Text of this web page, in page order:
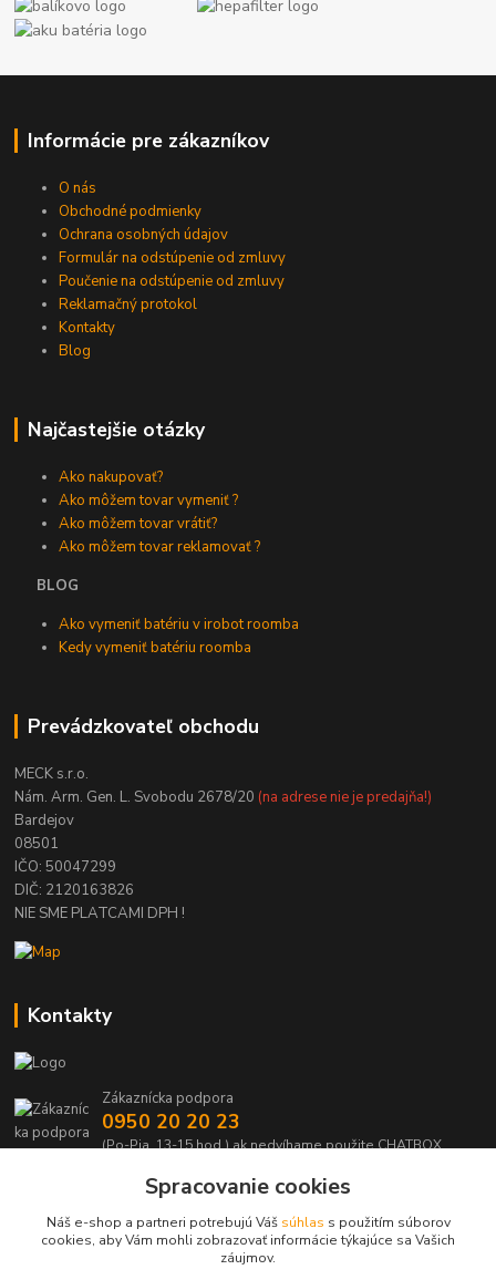
Informácie pre zákazníkov
O nás
Obchodné podmienky
Ochrana osobných údajov
Formulár na odstúpenie od zmluvy
Poučenie na odstúpenie od zmluvy
Reklamačný protokol
Kontakty
Blog
Najčastejšie otázky
Ako nakupovať?
Ako môžem tovar vymeniť ?
Ako môžem tovar vrátiť?
Ako môžem tovar reklamovať ?
BLOG
Ako vymeniť batériu v irobot roomba
Kedy vymeniť batériu roomba
Prevádzkovateľ obchodu
MECK s.r.o.
Nám. Arm. Gen. L. Svobodu 2678/20 (na adrese nie je predajňa!)
Bardejov
08501
IČO: 50047299
DIČ: 2120163826
NIE SME PLATCAMI DPH !
Kontakty
Zákaznícka podpora
0950 20 20 23
(Po-Pia, 13-15 hod.) ak nedvíhame použite CHATBOX
info@kabelmanie.skSpracovanie cookies
Náš e-shop a partneri potrebujú Váš súhlas s použitím súborov
cookies, aby Vám mohli zobrazovať informácie týkajúce sa Vašich
záujmov.